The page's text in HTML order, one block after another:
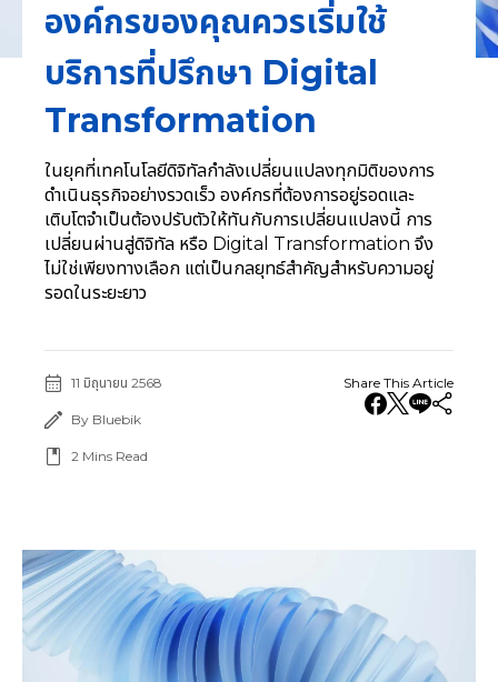
องค์กรของคุณควรเริ่มใช้
บริการที่ปรึกษา Digital
Transformation
ในยุคที่เทคโนโลยีดิจิทัลกำลังเปลี่ยนแปลงทุกมิติของการ
ดำเนินธุรกิจอย่างรวดเร็ว องค์กรที่ต้องการอยู่รอดและ
เติบโตจำเป็นต้องปรับตัวให้ทันกับการเปลี่ยนแปลงนี้ การ
เปลี่ยนผ่านสู่ดิจิทัล หรือ Digital Transformation จึง
ไม่ใช่เพียงทางเลือก แต่เป็นกลยุทธ์สำคัญสำหรับความอยู่
รอดในระยะยาว
11 มิถุนายน 2568
By Bluebik
2 Mins Read
Share This Article